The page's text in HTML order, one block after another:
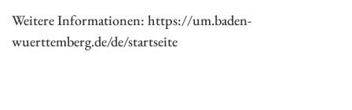
Weitere Informationen: https://um.baden-
wuerttemberg.de/de/startseite